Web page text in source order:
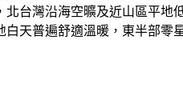
台灣沿海空曠及近山區平
天普遍舒適溫暖，東半部零